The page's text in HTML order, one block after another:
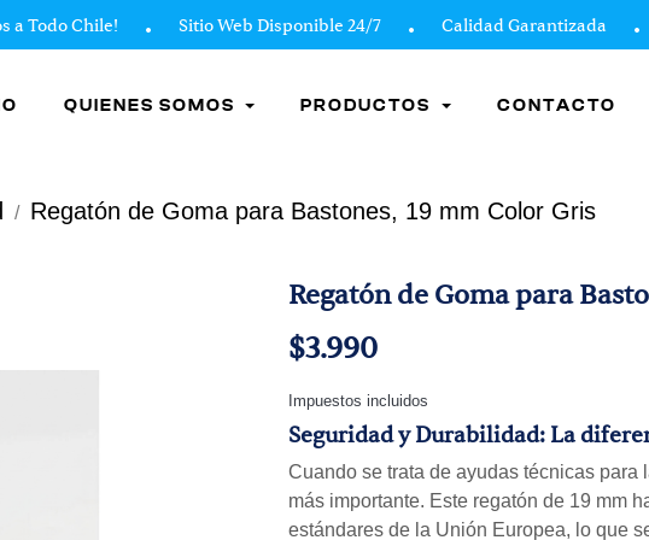
Chile! Sitio Web Disponible 24/7 Calidad Garantizada
QUIENES SOMOS PRODUCTOS CONTACTO
Regatón de Goma para Bastones, 19 mm Color Gris
Regatón de Goma para
$3.990
Impuestos incluidos
Seguridad y Durabilidad: La
Cuando se trata de ayudas técnicas
más importante. Este regatón de 19 mm
estándares de la Unión Europea, lo que